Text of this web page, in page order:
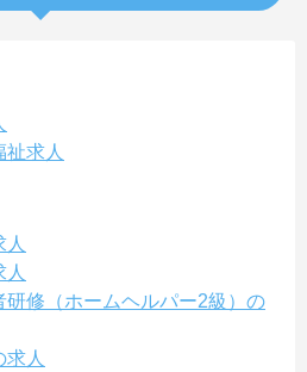
求人
修（ホームヘルパー2級）の
人